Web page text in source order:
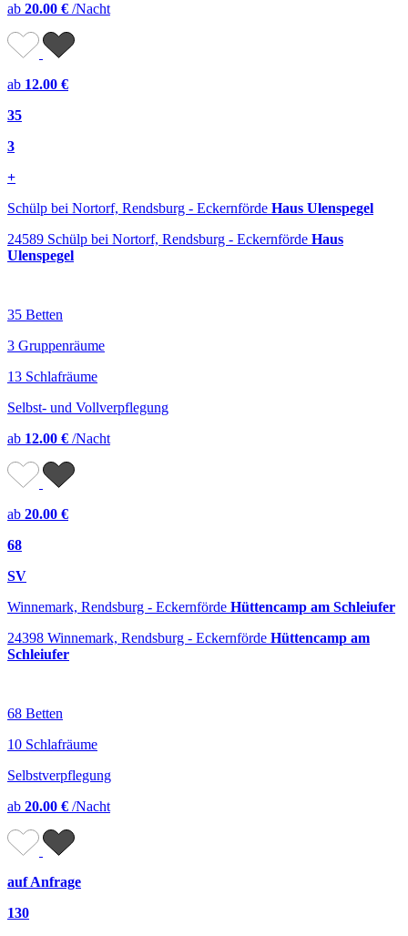
ab 20.00 € /Nacht
ab 12.00 €
35
3
+
Schülp bei Nortorf, Rendsburg - Eckernförde Haus Ulenspegel
24589 Schülp bei Nortorf, Rendsburg - Eckernförde Haus
Ulenspegel
35 Betten
3 Gruppenräume
13 Schlafräume
Selbst- und Vollverpflegung
ab 12.00 € /Nacht
ab 20.00 €
68
SV
Winnemark, Rendsburg - Eckernförde Hüttencamp am Schleiufer
24398 Winnemark, Rendsburg - Eckernförde Hüttencamp am
Schleiufer
68 Betten
10 Schlafräume
Selbstverpflegung
ab 20.00 € /Nacht
auf Anfrage
130